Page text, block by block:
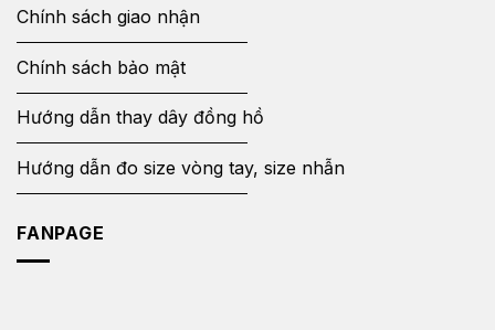
Chính sách giao nhận
Chính sách bảo mật
Hướng dẫn thay dây đồng hồ
Hướng dẫn đo size vòng tay, size nhẫn
FANPAGE